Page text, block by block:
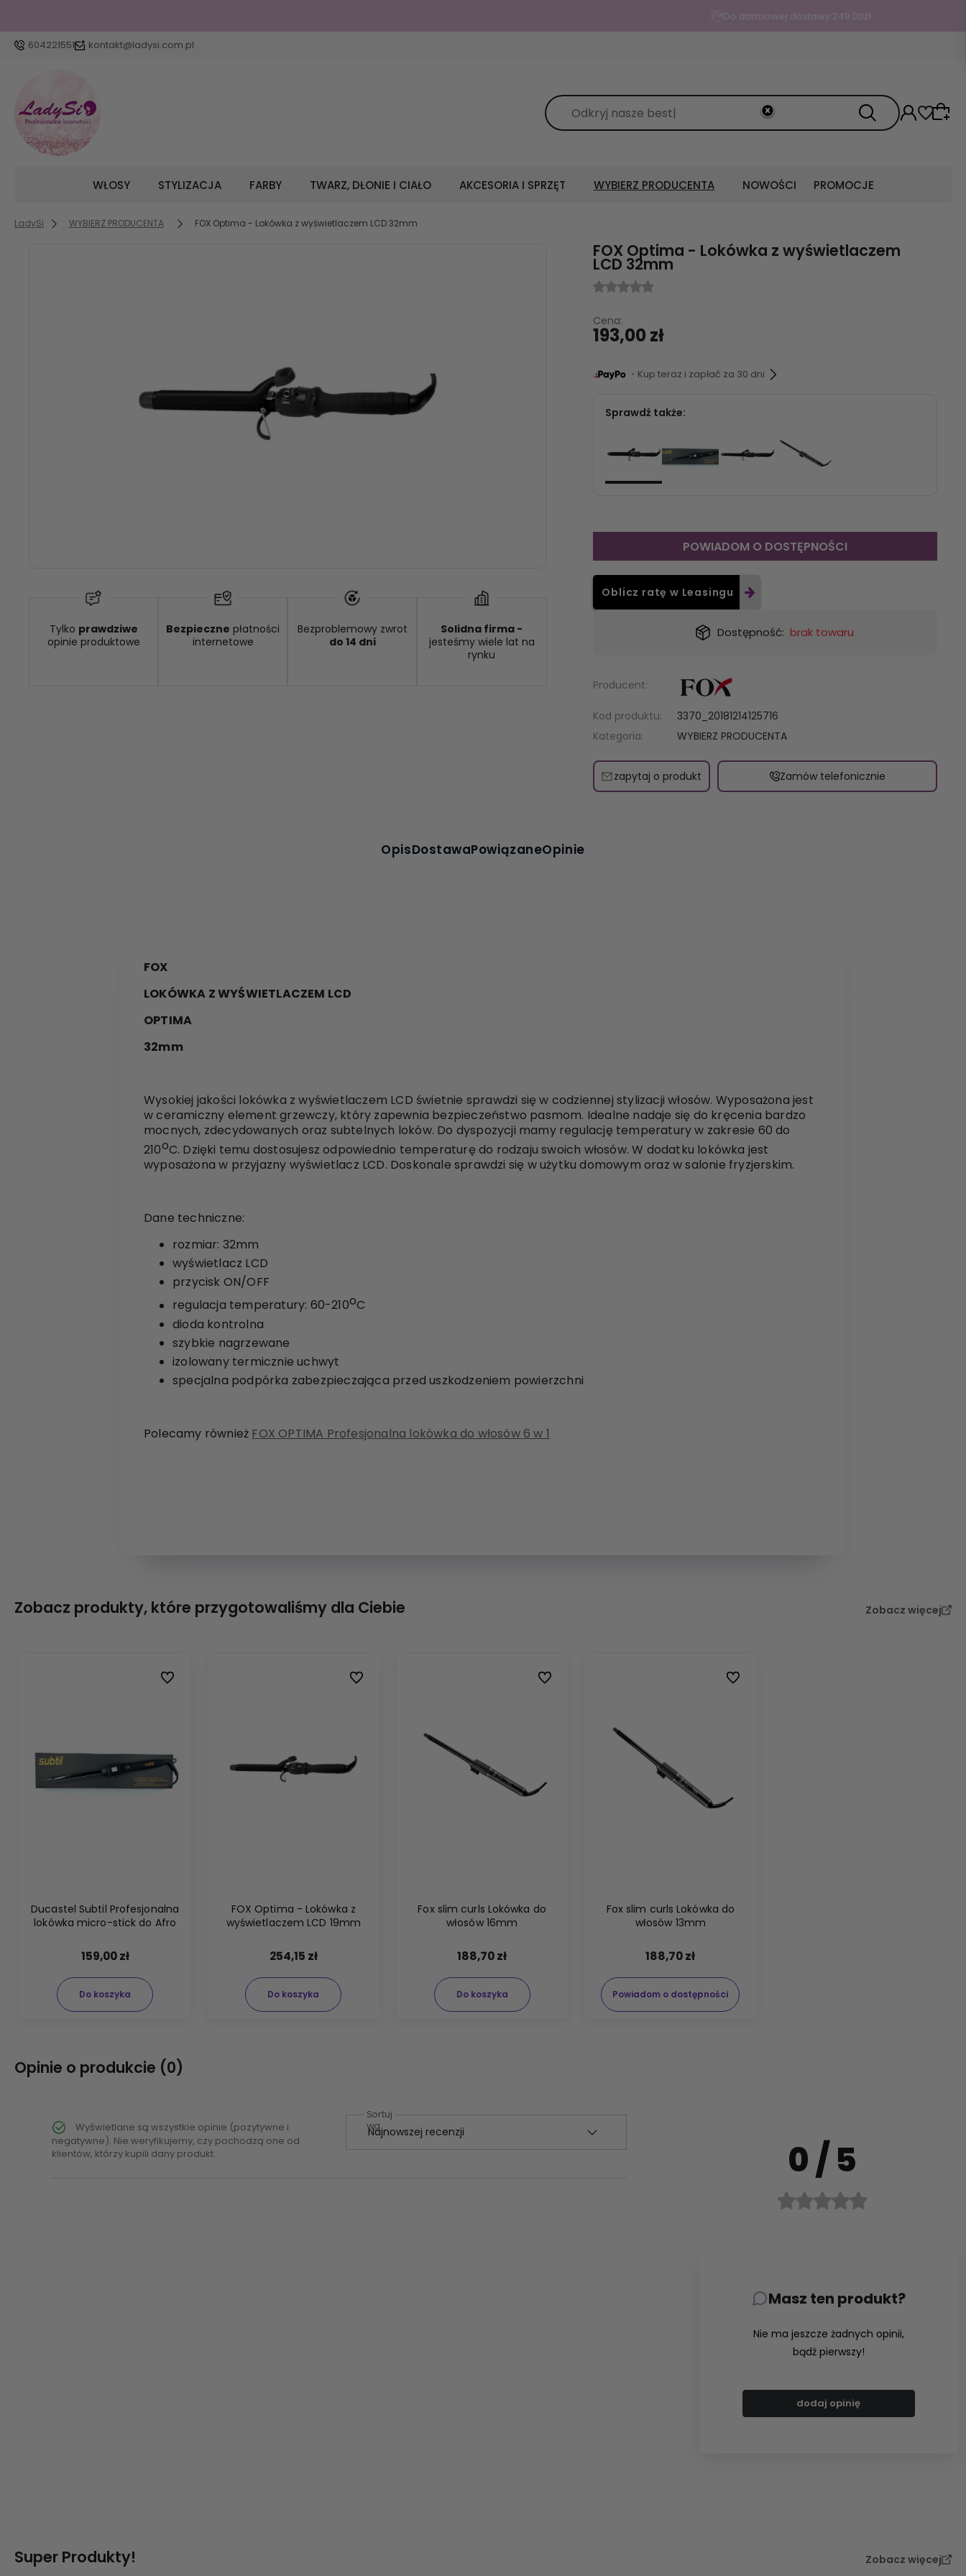
604221551 kontakt@ladysi.com.pl
WŁOSY STYLIZACJA FARBY TWARZ, DŁONIE I CIAŁO AKCESORIA I SPRZĘT WYBIERZ PRODUCENTA NOWOŚCI PROMOCJE
LadySi WYBIERZ PRODUCENTA FOX Optima - Lokówka z wyświetlaczem LCD 32mm
Tylko prawdziwe
opinie produktowe
Bezpieczne płatności
internetowe
Bezproblemowy zwrot
do 14 dni
Solidna firma -
jesteśmy wiele lat na
rynku
FOX Optima - Lokówka z wyświetlaczem
LCD 32mm
Cena:
193,00 zł
・Kup teraz i zapłać za 30 dni
Sprawdź także:
POWIADOM O DOSTĘPNOŚCI
Oblicz ratę w Leasingu
Dostępność: brak towaru Dostępność: brak towaru Dostępność: brak towaru
Producent:
Kod produktu:
3370_20181214125716
Kategoria:
WYBIERZ PRODUCENTA
zapytaj o produkt Zamów telefonicznie
OpisDostawaPowiązaneOpinie
FOX
LOKÓWKA Z WYŚWIETLACZEM LCD
OPTIMA
32mm
Wysokiej jakości lokówka z wyświetlaczem LCD świetnie sprawdzi się w codziennej stylizacji włosów. Wyposażona jest
w ceramiczny element grzewczy, który zapewnia bezpieczeństwo pasmom. Idealne nadaje się do kręcenia bardzo
mocnych, zdecydowanych oraz subtelnych loków. Do dyspozycji mamy regulację temperatury w zakresie 60 do
210oC. Dzięki temu dostosujesz odpowiednio temperaturę do rodzaju swoich włosów. W dodatku lokówka jest
wyposażona w przyjazny wyświetlacz LCD. Doskonale sprawdzi się w użytku domowym oraz w salonie fryzjerskim.
Dane techniczne:
rozmiar: 32mm
wyświetlacz LCD
przycisk ON/OFF
regulacja temperatury: 60-210oC
dioda kontrolna
szybkie nagrzewane
izolowany termicznie uchwyt
specjalna podpórka zabezpieczająca przed uszkodzeniem powierzchni
Polecamy również FOX OPTIMA Profesjonalna lokówka do włosów 6 w 1
Zobacz produkty, które przygotowaliśmy dla Ciebie Zobacz więcej
Ducastel Subtil Profesjonalna
lokówka micro-stick do Afro
159,00 zł
Do koszyka
Do ulubionych
FOX Optima - Lokówka z
wyświetlaczem LCD 19mm
254,15 zł
Do koszyka
Do ulubionych
Fox slim curls Lokówka do
włosów 16mm
188,70 zł
Do koszyka
Do ulubionych
Fox slim curls Lokówka do
włosów 13mm
188,70 zł
Powiadom o dostępności
Do ulubionych
Opinie o produkcie (0)
0/ 5
Masz ten produkt?
Nie ma jeszcze żadnych opinii,
bądź pierwszy!
dodaj opinię
Wyświetlane są wszystkie opinie (pozytywne i
negatywne). Nie weryfikujemy, czy pochodzą one od
klientów, którzy kupili dany produkt.
Sortuj
wg
Super Produkty! Zobacz więcej